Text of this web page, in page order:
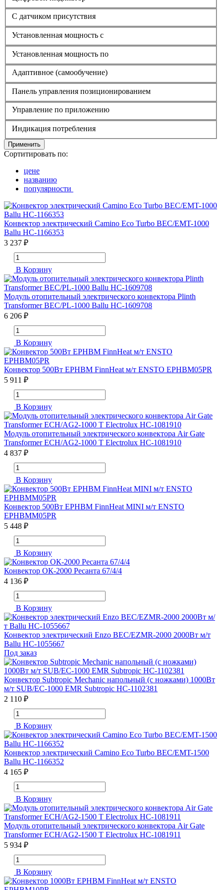
С датчиком присутствия
Установленная мощность с
Установленная мощность по
Адаптивное (самообучение)
Панель управления позиционированием
Управление по приложению
Индикация потребления
Применить
Сортитировать по:
цене
названию
популярности
Конвектор электрический Camino Eco Turbo BEC/EMT-1000
Ballu НС-1166353
3 237 ₽
В Корзину
Модуль отопительный электрического конвектора Plinth
Transformer BEC/PL-1000 Ballu НС-1609708
6 206 ₽
В Корзину
Конвектор 500Вт EPHBM FinnHeat м/т ENSTO EPHBM05PR
5 911 ₽
В Корзину
Модуль отопительный электрического конвектора Air Gate
Transformer ECH/AG2-1000 T Electrolux НС-1081910
4 837 ₽
В Корзину
Конвектор 500Вт EPHBM FinnHeat MINI м/т ENSTO
EPHBMM05PR
5 448 ₽
В Корзину
Конвектор ОК-2000 Ресанта 67/4/4
4 136 ₽
В Корзину
Конвектор электрический Enzo BEC/EZMR-2000 2000Вт м/т
Ballu НС-1055667
Под заказ
Конвектор Subtropic Mechanic напольный (с ножками) 1000Вт
м/т SUB/EC-1000 EMR Subtropic НС-1102381
2 110 ₽
В Корзину
Конвектор электрический Camino Eco Turbo BEC/EMT-1500
Ballu НС-1166352
4 165 ₽
В Корзину
Модуль отопительный электрического конвектора Air Gate
Transformer ECH/AG2-1500 T Electrolux НС-1081911
5 934 ₽
В Корзину